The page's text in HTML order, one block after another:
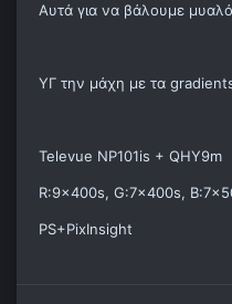
Αυτά για να βάλουμε
ΥΓ την μάχη με τα
Televue NP101is + QHY9m
R:9x400s, G:7x400s,
PS+PixInsight